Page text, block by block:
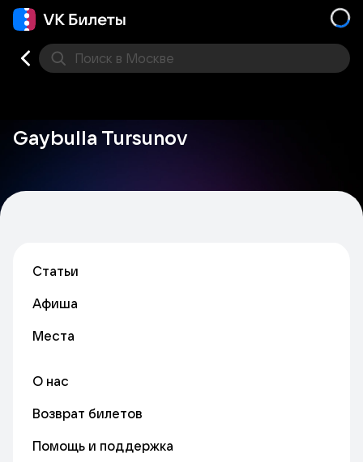
Поиск в Москве
Gaybulla Tursunov
Статьи
Афиша
Места
О нас
Возврат билетов
Помощь и поддержка